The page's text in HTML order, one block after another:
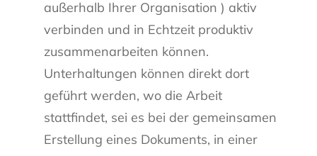
außerhalb Ihrer Organisation ) aktiv
verbinden und in Echtzeit produktiv
zusammenarbeiten können.
Unterhaltungen können direkt dort
geführt werden, wo die Arbeit
stattfindet, sei es bei der gemeinsamen
Erstellung eines Dokuments, in einer